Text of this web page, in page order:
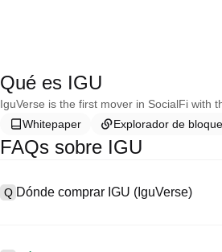
Qué es IGU
IguVerse is the first mover in SocialFi with
Whitepaper
Explorador de
FAQs sobre IGU
Q Dónde comprar IGU (IguVerse)